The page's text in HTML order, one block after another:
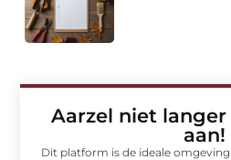
Aarzel niet
aan!
Dit platform is de ideale